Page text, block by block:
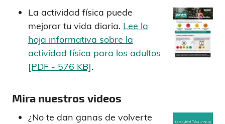
La actividad física puede
mejorar tu vida diaria. Lee la
hoja informativa sobre la
actividad física para los adultos
[PDF - 576 KB].
Mira nuestros videos
¿No te dan ganas de volverte